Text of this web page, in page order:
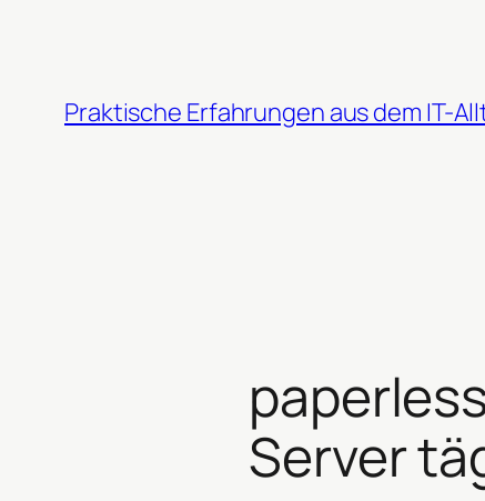
Praktische Erfahrungen aus dem IT-
Server